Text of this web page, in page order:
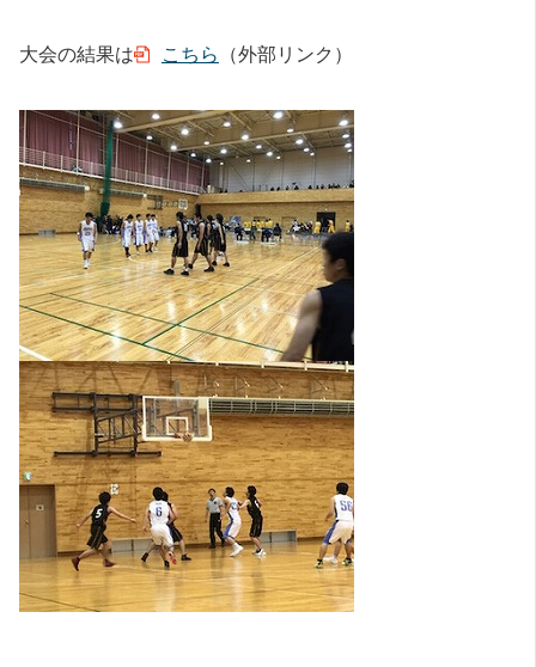
大会の結果は こちら （外部リンク）